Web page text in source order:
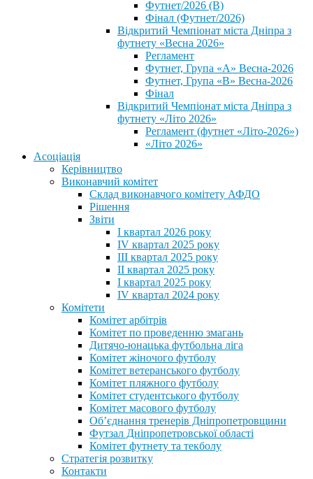
Футнет/2026 (В)
Фінал (Футнет/2026)
Відкритий Чемпіонат міста Дніпра з
футнету «Весна 2026»
Регламент
Футнет, Група «А» Весна-2026
Футнет, Група «В» Весна-2026
Фінал
Відкритий Чемпіонат міста Дніпра з
футнету «Літо 2026»
Регламент (футнет «Літо-2026»)
«Літо 2026»
Асоціація
Керівництво
Виконавчий комітет
Склад виконавчого комітету АФДО
Рішення
Звіти
I квартал 2026 року
IV квартал 2025 року
III квартал 2025 року
II квартал 2025 року
I квартал 2025 року
IV квартал 2024 року
Комітети
Комітет арбітрів
Комітет по проведенню змагань
Дитячо-юнацька футбольна ліга
Комітет жіночого футболу
Комітет ветеранського футболу
Комітет пляжного футболу
Комітет студентського футболу
Комітет масового футболу
Обʼєднання тренерів Дніпропетровщини
Футзал Дніпропетровської області
Комітет футнету та текболу
Стратегія розвитку
Контакти